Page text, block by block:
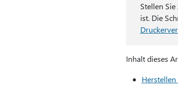
Stellen
ist. Die
Inhalt dieses